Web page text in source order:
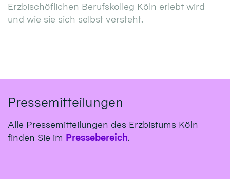
Erzbischöflichen Berufskolleg Köln erlebt wird
und wie sie sich selbst versteht.
Pressemitteilungen
Alle Pressemitteilungen des Erzbistums Köln
finden Sie im Pressebereich.